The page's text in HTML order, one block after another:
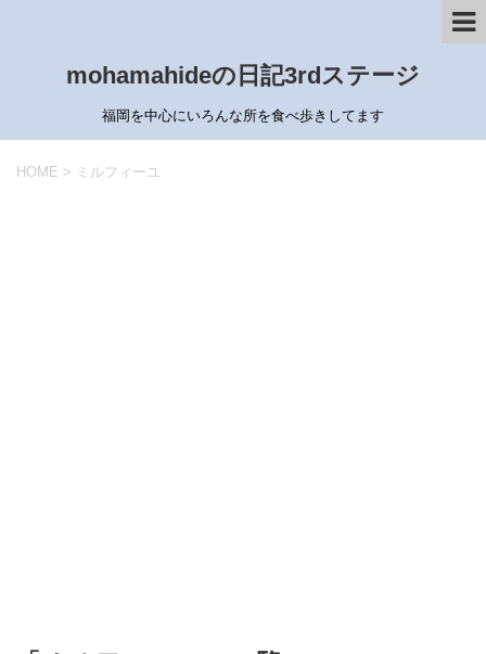
mohamahideの日記3rdステージ
福岡を中心にいろんな所を食べ歩きしてます
HOME > ミルフィーユ